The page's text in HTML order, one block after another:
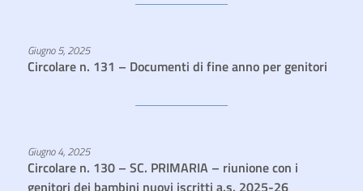
Giugno 5, 2025
Circolare n. 131 – Documenti di fine anno per genitori
Giugno 4, 2025
Circolare n. 130 – SC. PRIMARIA – riunione con i
genitori dei bambini nuovi iscritti a.s. 2025-26